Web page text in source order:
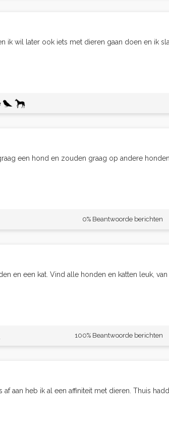
ik wil later ook iets met dieren gaan doen en ik
een hond en zouden graag op andere honden
0% Beantwoorde berichten
en een kat. Vind alle honden en katten leuk,
100% Beantwoorde berichten
af aan heb ik al een affiniteit met dieren. Thuis